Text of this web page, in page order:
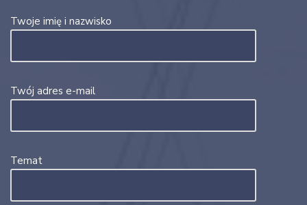
Twoje imię i nazwisko
Twój adres e-mail
Temat